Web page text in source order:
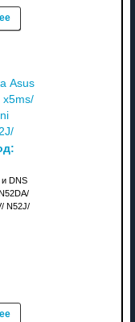
Asus
x5ms/
и DNS
N52J/